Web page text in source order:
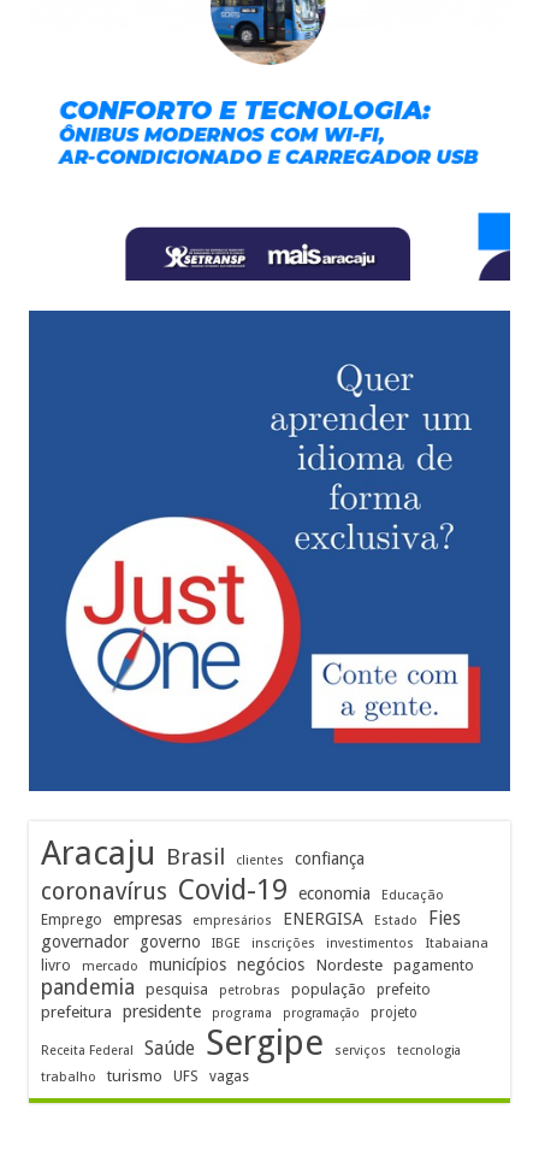
Aracaju Brasil clientes confiança
coronavírus Covid-19 economia Educação
Emprego empresas empresários ENERGISA Estado Fies
governador governo IBGE inscrições investimentos Itabaiana
livro mercado municípios negócios Nordeste pagamento
pandemia pesquisa petrobras população prefeito
prefeitura presidente programa programação projeto
Receita Federal Saúde Sergipe serviços
tecnologia
trabalho
turismo UFS vagas